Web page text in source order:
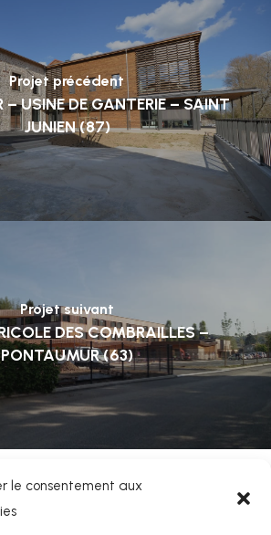
le consentement aux
Projet précédent
– USINE DE GANTERIE – SAINT
JUNIEN (87)
Projet suivant
DES COMBRAILLES –
PONTAUMUR (63)